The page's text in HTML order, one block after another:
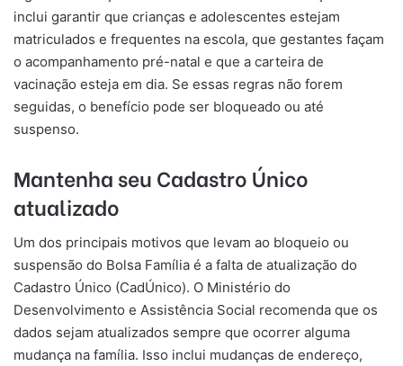
inclui garantir que crianças e adolescentes estejam
matriculados e frequentes na escola, que gestantes façam
o acompanhamento pré-natal e que a carteira de
vacinação esteja em dia. Se essas regras não forem
seguidas, o benefício pode ser bloqueado ou até
suspenso.
Mantenha seu Cadastro Único
atualizado
Um dos principais motivos que levam ao bloqueio ou
suspensão do Bolsa Família é a falta de atualização do
Cadastro Único (CadÚnico). O Ministério do
Desenvolvimento e Assistência Social recomenda que os
dados sejam atualizados sempre que ocorrer alguma
mudança na família. Isso inclui mudanças de endereço,